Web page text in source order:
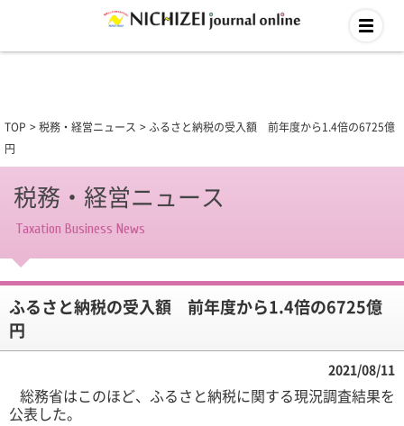
TOP 税務・経営ニュース
ふるさと納税の受入額 前年度から1.4倍の6725億
円
税務・経営ニュース
Taxation Business News
ふるさと納税の受入額 前年度から1.4倍の6725億
円
2021/08/11
総務省はこのほど、ふるさと納税に関する現況調査結果を
公表した。